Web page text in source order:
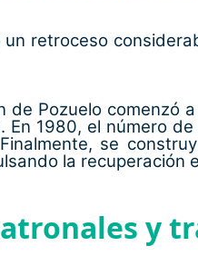
retroceso
Pozuelo comenzó
En 1980, el número
se
la recuperación
y